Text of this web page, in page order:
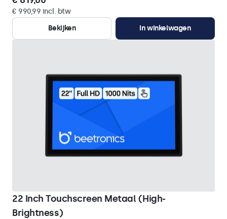
€ 990,99 incl. btw
Bekijken
In winkelwagen
22 Inch Touchscreen Metaal (High-
Brightness)